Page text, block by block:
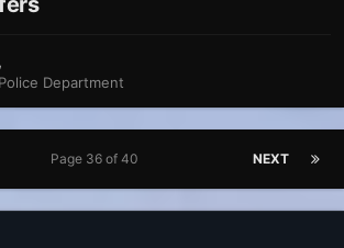
,
Department
NEXT
Page 36 of 40